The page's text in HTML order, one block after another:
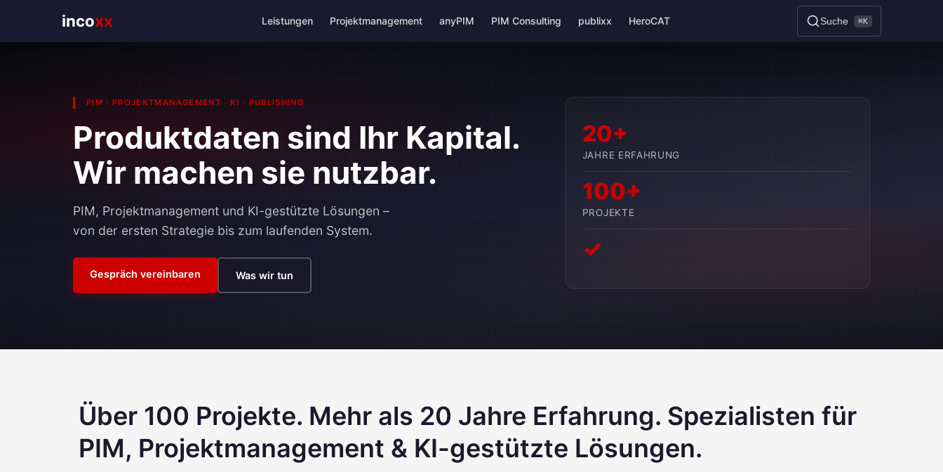
incoxx
Leistungen Projektmanagement anyPIM PIM Consulting publixx HeroCAT Suche ⌘K
PIM · PROJEKTMANAGEMENT · KI · PUBLISHING
Produktdaten sind Ihr Kapital.
Wir machen sie nutzbar.
PIM, Projektmanagement und KI-gestützte Lösungen –
von der ersten Strategie bis zum laufenden System.
Gespräch vereinbaren Was wir tun
20+
JAHRE ERFAHRUNG
100+
PROJEKTE
✓
Über 100 Projekte. Mehr als 20 Jahre Erfahrung. Spezialisten für
PIM, Projektmanagement & KI-gestützte Lösungen.